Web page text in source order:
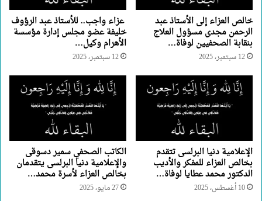
خالص العزاء إلى الأستاذ عبد
الرحمن مجدى مسؤول العلاج
بنقابة الصحفيين لوفاة…
12 سبتمبر، 2025
عزاء واجب.. للأستاذ عبد الرؤوف
خليفة عضو مجلس إدارة مؤسسة
الأهرام وكيل…
12 سبتمبر، 2025
الإعلامية دنيا البرلسى تتقدم
بخالص العزاء للمفكر والأديب
الدكتور محمد عطايا لوفاة…
10 أغسطس، 2025
الكاتب الصحفي سمير دسوقى
والإعلامية دنيا البرلسى يتقدمان
بخالص العزاء لأسرة محمد…
27 مايو، 2025